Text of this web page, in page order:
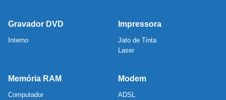
Gravador DVD
Interno
Impressora
Jato de Tinta
Laser
Memória RAM
Computador
Modem
ADSL